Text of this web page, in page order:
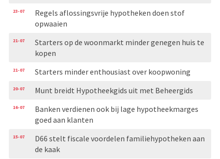
23-07
Regels aflossingsvrije hypotheken doen stof
opwaaien
21-07
Starters op de woonmarkt minder genegen huis te
kopen
21-07 Starters minder enthousiast over koopwoning
20-07 Munt breidt Hypotheekgids uit met Beheergids
16-07
Banken verdienen ook bij lage hypotheekmarges
goed aan klanten
15-07
D66 stelt fiscale voordelen familiehypotheken aan
de kaak